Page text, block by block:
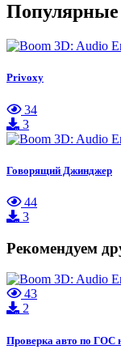
Privoxy
34
3
Говорящий Джинджер
44
3
Рекомендуем
43
2
Проверка авто по ГОС